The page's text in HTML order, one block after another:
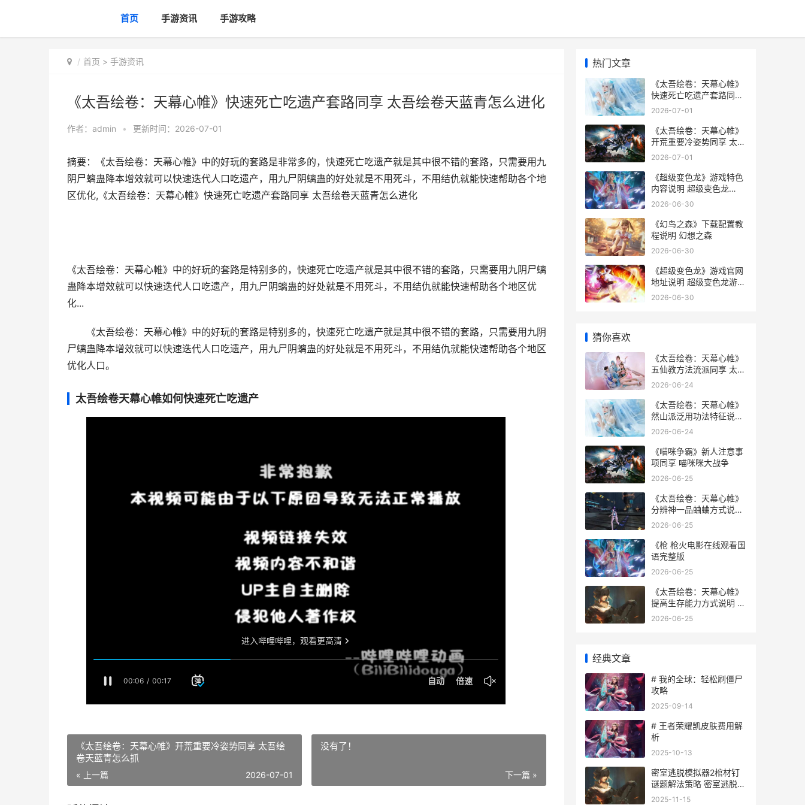
首页 手游资讯 手游攻略
首页 > 手游资讯
《太吾绘卷：天幕心帷》快速死亡吃遗产套路同享 太吾绘卷天蓝青怎么进化
作者： admin • 更新时间：2026-07-01
摘要：《太吾绘卷：天幕心帷》中的好玩的套路是非常多的，快速死亡吃遗产就是其中很不错的套路，只需要用九
阴尸螭蛊降本增效就可以快速迭代人口吃遗产，用九尸阴螭蛊的好处就是不用死斗，不用结仇就能快速帮助各个地
区优化,《太吾绘卷：天幕心帷》快速死亡吃遗产套路同享 太吾绘卷天蓝青怎么进化
《太吾绘卷：天幕心帷》中的好玩的套路是特别多的，快速死亡吃遗产就是其中很不错的套路，只需要用九阴尸螭
蛊降本增效就可以快速迭代人口吃遗产，用九尸阴螭蛊的好处就是不用死斗，不用结仇就能快速帮助各个地区优
化...
《太吾绘卷：天幕心帷》中的好玩的套路是特别多的，快速死亡吃遗产就是其中很不错的套路，只需要用九阴
尸螭蛊降本增效就可以快速迭代人口吃遗产，用九尸阴螭蛊的好处就是不用死斗，不用结仇就能快速帮助各个地区
优化人口。
太吾绘卷天幕心帷如何快速死亡吃遗产
《太吾绘卷：天幕心帷》开荒重要冷姿势同享 太吾绘
卷天蓝青怎么抓
« 上一篇 2026-07-01
没有了！
下一篇 »
热门文章
《太吾绘卷：天幕心帷》
快速死亡吃遗产套路同享
太吾绘卷天蓝青怎么进化
2026-07-01
《太吾绘卷：天幕心帷》
开荒重要冷姿势同享 太吾
绘卷天蓝青怎么抓
2026-07-01
《超级变色龙》游戏特色
内容说明 超级变色龙
steam多少钱
2026-06-30
《幻鸟之森》下载配置教
程说明 幻想之森
2026-06-30
《超级变色龙》游戏官网
地址说明 超级变色龙游戏
下载
2026-06-30
猜你喜欢
《太吾绘卷：天幕心帷》
五仙教方法流派同享 太吾
绘卷天劫符箓怎么得
2026-06-24
《太吾绘卷：天幕心帷》
然山派泛用功法特征说明
太吾绘卷天人捏脸
2026-06-24
《喵咪争霸》新人注意事
项同享 喵咪咪大战争
2026-06-25
《太吾绘卷：天幕心帷》
分辨神一品蛐蛐方式说明
太吾绘卷天劫符箓吃了有
2026-06-25
《枪 枪火电影在线观看国
语完整版
2026-06-25
《太吾绘卷：天幕心帷》
提高生存能力方式说明 太
吾绘卷天劫符箓
2026-06-25
经典文章
# 我的全球：轻松刷僵尸
攻略
2025-09-14
# 王者荣耀凯皮肤费用解
析
2025-10-13
密室逃脱模拟器2棺材钉
谜题解法策略 密室逃脱模
拟器2休眠舱攻略
2025-11-15